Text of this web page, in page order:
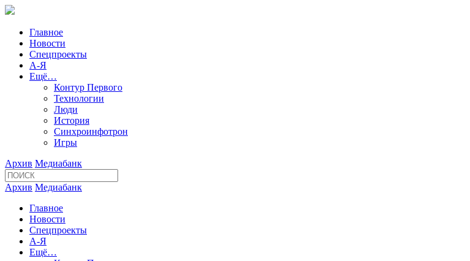
Главное
Новости
Спецпроекты
А-Я
Ещё…
Контур Первого
Технологии
Люди
История
Синхроинфотрон
Игры
Архив Медиабанк
Архив Медиабанк
Главное
Новости
Спецпроекты
А-Я
Ещё…